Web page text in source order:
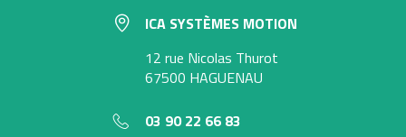
ICA SYSTÈMES MOTION
12 rue Nicolas Thurot
67500 HAGUENAU
03 90 22 66 83